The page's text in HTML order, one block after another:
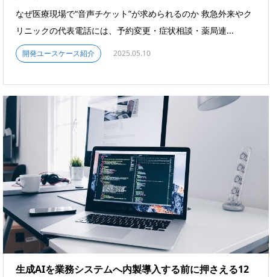
なぜ医療現場で“音声チケット”が求められるのか 救急外来やク
リニックの代表電話には、予約変更・症状相談・薬局連...
開発ユースケース紹介 2025.05.10
生成AIを業務システムへ内製導入する前に押さえる12